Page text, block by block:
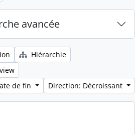
avancée
Hiérarchie
de fin
Direction: Décroissant